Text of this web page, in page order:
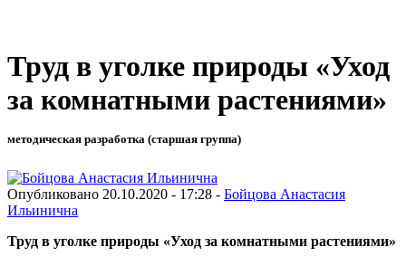
Труд в уголке природы «Уход
за комнатными растениями»
методическая разработка (старшая группа)
Опубликовано 20.10.2020 - 17:28 - Бойцова Анастасия
Ильинична
Труд в уголке природы «Уход за комнатными растениями»